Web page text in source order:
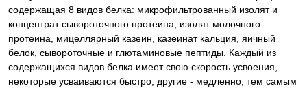
содержащая 8 видов белка: микрофильтрованный изолят и
концентрат сывороточного протеина, изолят молочного
протеина, мицеллярный казеин, казеинат кальция, яичный
белок, сывороточные и глютаминовые пептиды. Каждый из
содержащихся видов белка имеет свою скорость усвоения,
некоторые усваиваются быстро, другие - медленно, тем самым